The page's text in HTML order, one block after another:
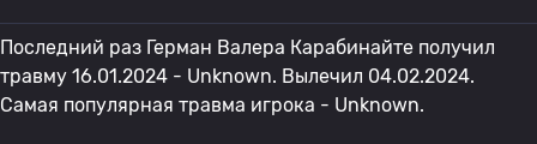
Последний раз Герман Валера Карабинайте получил
травму 16.01.2024 - Unknown. Вылечил 04.02.2024.
Самая популярная травма игрока - Unknown.